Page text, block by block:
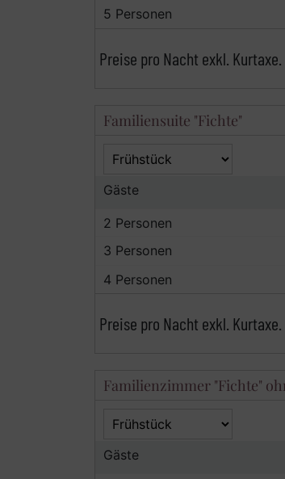
5 Personen
Preise pro Nacht exkl. Kurtaxe.
Familiensuite "Fichte"
Gäste
2 Personen
3 Personen
4 Personen
Preise pro Nacht exkl. Kurtaxe.
Familienzimmer "Fichte"
Gäste